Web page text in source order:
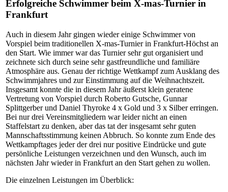
Erfolgreiche Schwimmer beim X-mas-Turnier in
Frankfurt
Auch in diesem Jahr gingen wieder einige Schwimmer von
Vorspiel beim traditionellen X-mas-Turnier in Frankfurt-Höchst an
den Start. Wie immer war das Turnier sehr gut organisiert und
zeichnete sich durch seine sehr gastfreundliche und familiäre
Atmosphäre aus. Genau der richtige Wettkampf zum Ausklang des
Schwimmjahres und zur Einstimmung auf die Weihnachtszeit.
Insgesamt konnte die in diesem Jahr äußerst klein geratene
Vertretung von Vorspiel durch Roberto Gutsche, Gunnar
Splittgerber und Daniel Thyroke 4 x Gold und 3 x Silber erringen.
Bei nur drei Vereinsmitgliedern war leider nicht an einen
Staffelstart zu denken, aber das tat der insgesamt sehr guten
Mannschaftsstimmung keinen Abbruch. So konnte zum Ende des
Wettkampftages jeder der drei nur positive Eindrücke und gute
persönliche Leistungen verzeichnen und den Wunsch, auch im
nächsten Jahr wieder in Frankfurt an den Start gehen zu wollen.
Die einzelnen Leistungen im Überblick: